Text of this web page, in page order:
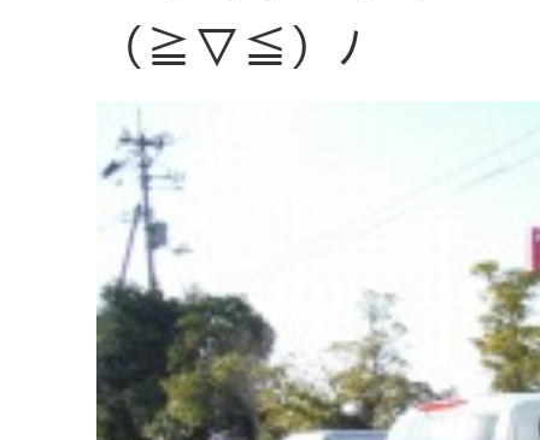
（≧▽≦）ﾉ